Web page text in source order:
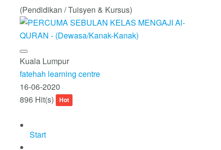
(Pendidikan / Tuisyen & Kursus)
Kuala Lumpur
fatehah learning centre
16-06-2020
896 Hit(s)
Hot
Start